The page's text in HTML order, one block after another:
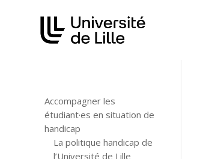
Accompagner les
étudiant·es en situation de
handicap
La politique handicap de
l’Université de Lille